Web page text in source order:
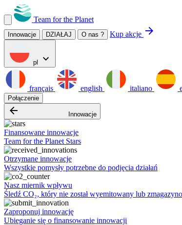
Team for the Planet
Innowacje DZIAŁAJ O nas ? Kup akcje arrow_forward
pl expand_more
français english italiano
Połączenie
arrow_backward Innowacje
Finansowane innowacje
Team for the Planet Stars
Otrzymane innowacje
Wszystkie pomysły potrzebne do podjęcia działań
Nasz miernik wpływu
Śledź CO₂, który nie został wyemitowany lub
Zaproponuj innowację
Ubieganie się o finansowanie innowacji